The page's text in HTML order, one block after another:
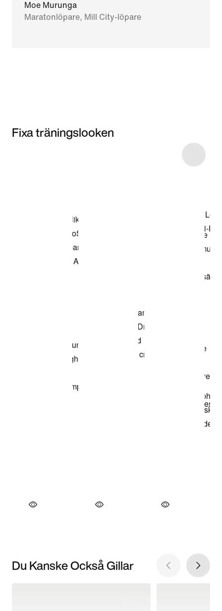
Moe Murunga
Maratonlöpare, Mill City-löpare
Fixa träningslooken
Du Kanske Också Gillar